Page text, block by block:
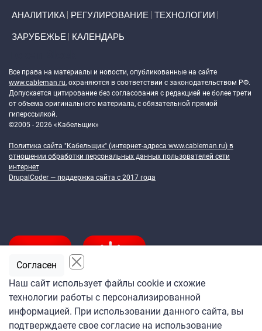
АНАЛИТИКА РЕГУЛИРОВАНИЕ ТЕХНОЛОГИИ
ЗАРУБЕЖЬЕ КАЛЕНДАРЬ
Все права на материалы и новости, опубликованные на сайте
www.cableman.ru, охраняются в соответствии с законодательством РФ.
Допускается цитирование без согласования с редакцией не более трети
от объема оригинального материала, с обязательной прямой
гиперссылкой.
©2005 - 2026 «Кабельщик»
Политика сайта "Кабельщик" (интернет-адреса www.cableman.ru) в
отношении обработки персональных данных пользователей сети
интернет
DrupalCoder — поддержка сайта c 2017 года
Подпишитесь
на ежедневную рассылку
Наш сайт использует файлы cookie и схожие
технологии работы с персонализированной
информацией. При использовании данного сайта, вы
подтверждаете свое согласие на использование
Согласен